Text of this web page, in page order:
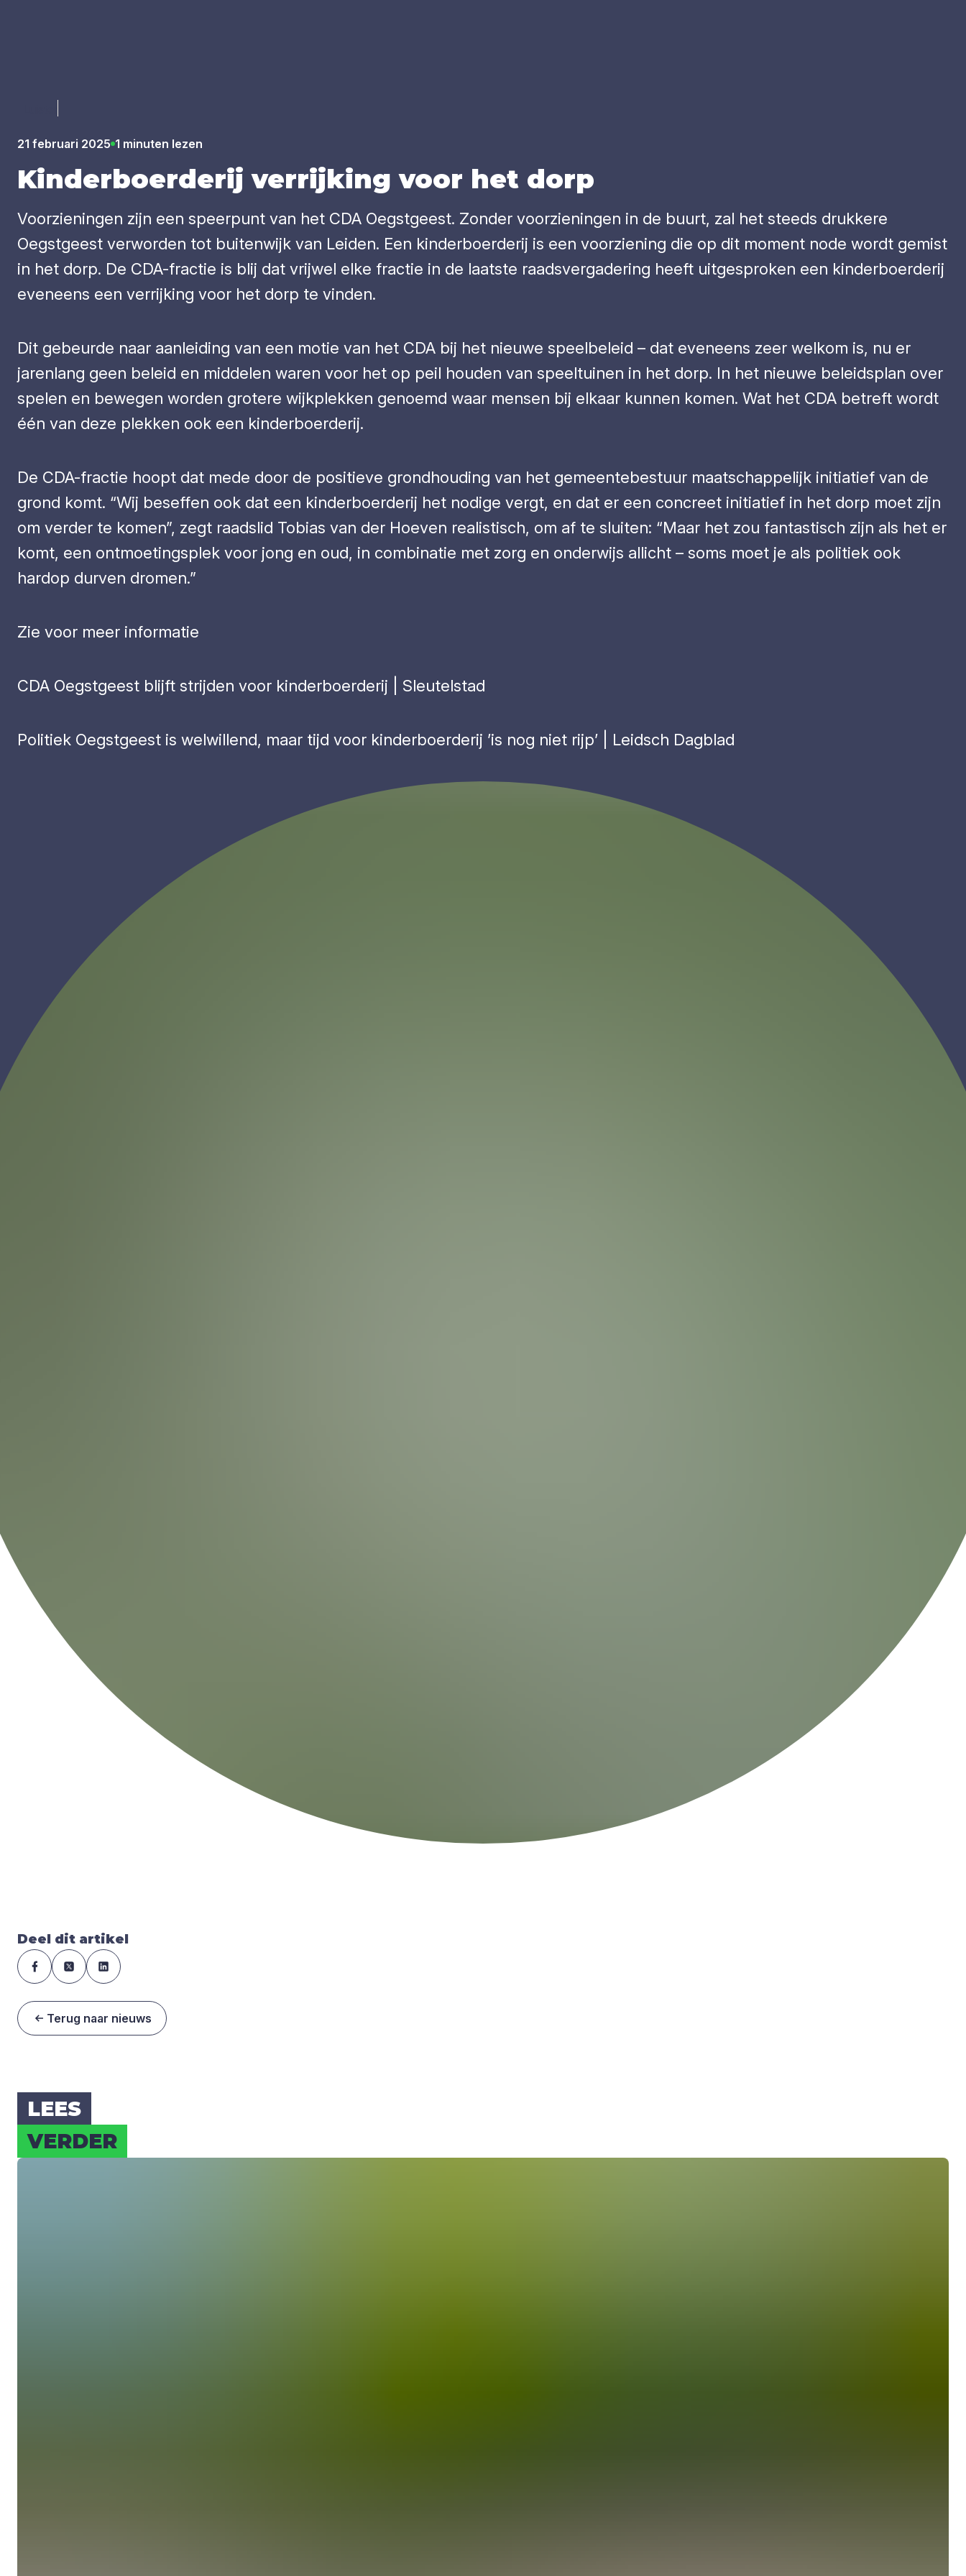
21 februari 2025 1 minuten lezen
Kin­der­boer­de­rij ver­rij­king voor het dorp
Voorzieningen zijn een speerpunt van het CDA Oegstgeest. Zonder voorzieningen in de buurt, zal het steeds drukkere
Oegstgeest verworden tot buitenwijk van Leiden. Een kinderboerderij is een voorziening die op dit moment node wordt gemist
in het dorp. De CDA-fractie is blij dat vrijwel elke fractie in de laatste raadsvergadering heeft uitgesproken een kinderboerderij
eveneens een verrijking voor het dorp te vinden.
Dit gebeurde naar aanleiding van een motie van het CDA bij het nieuwe speelbeleid – dat eveneens zeer welkom is, nu er
jarenlang geen beleid en middelen waren voor het op peil houden van speeltuinen in het dorp. In het nieuwe beleidsplan over
spelen en bewegen worden grotere wijkplekken genoemd waar mensen bij elkaar kunnen komen. Wat het CDA betreft wordt
één van deze plekken ook een kinderboerderij.
De CDA-fractie hoopt dat mede door de positieve grondhouding van het gemeentebestuur maatschappelijk initiatief van de
grond komt. “Wij beseffen ook dat een kinderboerderij het nodige vergt, en dat er een concreet initiatief in het dorp moet zijn
om verder te komen”, zegt raadslid Tobias van der Hoeven realistisch, om af te sluiten: “Maar het zou fantastisch zijn als het er
komt, een ontmoetingsplek voor jong en oud, in combinatie met zorg en onderwijs allicht – soms moet je als politiek ook
hardop durven dromen.”
Zie voor meer informatie
CDA Oegstgeest blijft strijden voor kinderboerderij | Sleutelstad
Politiek Oegstgeest is welwillend, maar tijd voor kinderboerderij ’is nog niet rijp’ | Leidsch Dagblad
Deel dit artikel
Terug naar nieuws
LEES
VER­DER